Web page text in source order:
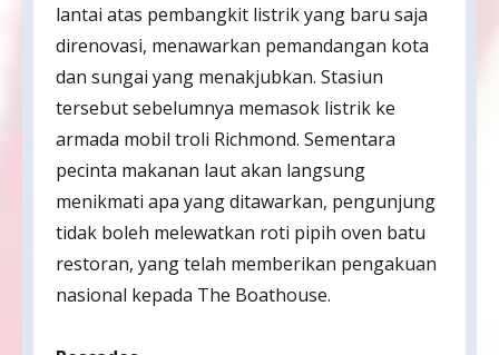
lantai atas pembangkit listrik yang baru saja
direnovasi, menawarkan pemandangan kota
dan sungai yang menakjubkan. Stasiun
tersebut sebelumnya memasok listrik ke
armada mobil troli Richmond. Sementara
pecinta makanan laut akan langsung
menikmati apa yang ditawarkan, pengunjung
tidak boleh melewatkan roti pipih oven batu
restoran, yang telah memberikan pengakuan
nasional kepada The Boathouse.